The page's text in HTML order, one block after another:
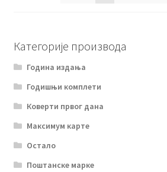
Категорије производа
Година издања
Годишњи комплети
Коверти првог дана
Максимум карте
Остало
Поштанске марке